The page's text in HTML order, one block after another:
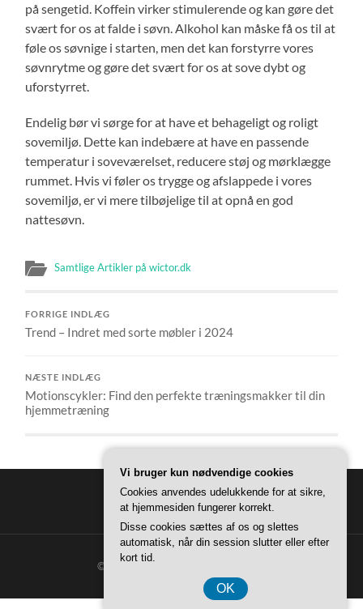
på sengetid. Koffein virker stimulerende og kan gøre det
svært for os at falde i søvn. Alkohol kan måske få os til at
føle os søvnige i starten, men det kan forstyrre vores
søvnrytme og gøre det svært for os at sove dybt og
uforstyrret.
Endelig bør vi sørge for at have et behageligt og roligt
sovemiljø. Dette kan indebære at have en passende
temperatur i soveværelset, reducere støj og mørklægge
rummet. Hvis vi føler os trygge og afslappede i vores
sovemiljø, er vi mere tilbøjelige til at opnå en god
nattesøvn.
Samtlige Artikler på wictor.dk
FORRIGE INDLÆG
Trend – Indret med sorte møbler i 2024
NÆSTE INDLÆG
Motionscykler: Find den perfekte træningsmakker til din
hjemmetræning
© 2026
Vi bruger kun nødvendige cookies
Cookies anvendes udelukkende for at sikre,
at hjemmesiden fungerer korrekt.
Disse cookies sættes af os og slettes
automatisk, når din session slutter eller efter
kort tid.
OK